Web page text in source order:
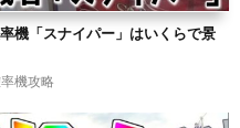
機「スナイパー」はいくらで景
機攻略